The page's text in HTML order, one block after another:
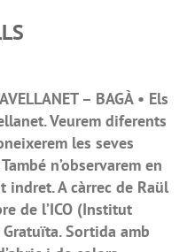
– BAGÀ • Els
Veurem diferents
les seves
n’observarem en
indret. A càrrec de Raül
de l’ICO (Institut
Sortida amb